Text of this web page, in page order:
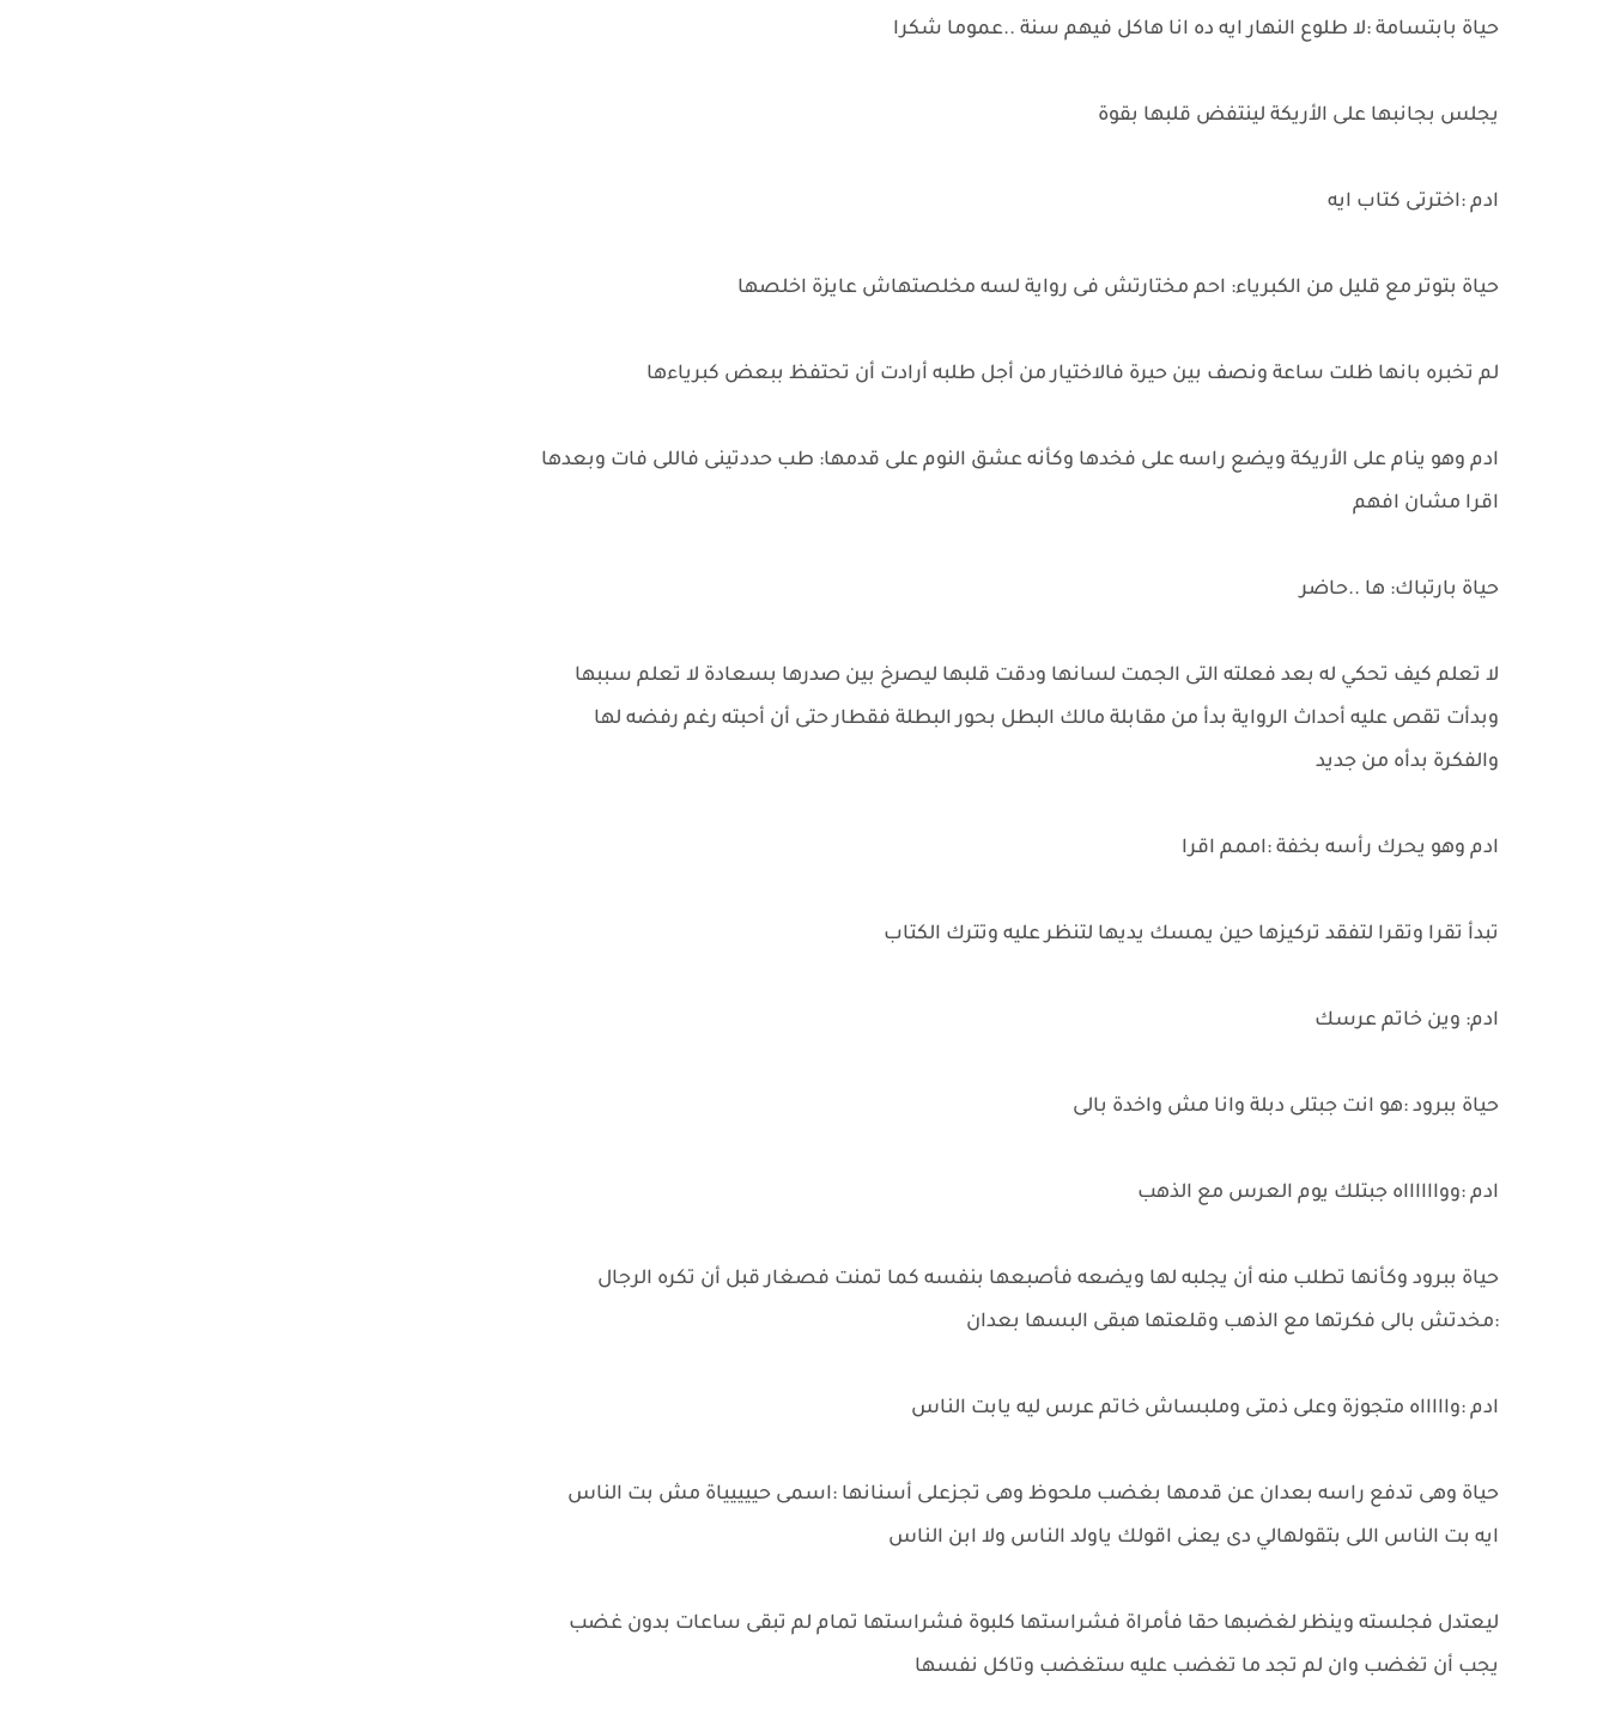
حياة بابتسامة :لا طلوع النهار ايه ده انا هاكل فيهم سنة ..عموما شكرا
يجلس بجانبها على الأريكة لينتفض قلبها بقوة
ادم :اخترتى كتاب ايه
حياة بتوتر مع قليل من الكبرياء: احم مختارتش فى رواية لسه مخلصتهاش عايزة اخلصها
لم تخبره بانها ظلت ساعة ونصف بين حيرة فالاختيار من أجل طلبه أرادت أن تحتفظ ببعض كبرياءها
ادم وهو ينام على الأريكة ويضع راسه على فخدها وكأنه عشق النوم على قدمها: طب حددتينى فاللى فات وبعدها
اقرا مشان افهم
حياة بارتباك: ها ..حاضر
لا تعلم كيف تحكي له بعد فعلته التى الجمت لسانها ودقت قلبها ليصرخ بين صدرها بسعادة لا تعلم سببها
وبدأت تقص عليه أحداث الرواية بدأ من مقابلة مالك البطل بحور البطلة فقطار حتى أن أحبته رغم رفضه لها
والفكرة بدأه من جديد
ادم وهو يحرك رأسه بخفة :اممم اقرا
تبدأ تقرا وتقرا لتفقد تركيزها حين يمسك يديها لتنظر عليه وتترك الكتاب
ادم: وين خاتم عرسك
حياة ببرود :هو انت جبتلى دبلة وانا مش واخدة بالى
ادم :ووااااااه جبتلك يوم العرس مع الذهب
حياة ببرود وكأنها تطلب منه أن يجلبه لها ويضعه فأصبعها بنفسه كما تمنت فصغار قبل أن تكره الرجال
:مخدتش بالى فكرتها مع الذهب وقلعتها هبقى البسها بعدان
ادم :واااااه متجوزة وعلى ذمتى وملبساش خاتم عرس ليه يابت الناس
حياة وهى تدفع راسه بعدان عن قدمها بغضب ملحوظ وهى تجزعلى أسنانها :اسمى حييييياة مش بت الناس
ايه بت الناس اللى بتقولهالي دى يعنى اقولك ياولد الناس ولا ابن الناس
ليعتدل فجلسته وينظر لغضبها حقا فأمراة فشراستها كلبوة فشراستها تمام لم تبقى ساعات بدون غضب
يجب أن تغضب وان لم تجد ما تغضب عليه ستغضب وتاكل نفسها